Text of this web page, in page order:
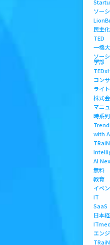
ソー
民主化
TED
一橋
ソー
学部
コン
ライ
株式
マニ
時系
with
AI
無料
教育
イベ
IT
SaaS
日本
エン